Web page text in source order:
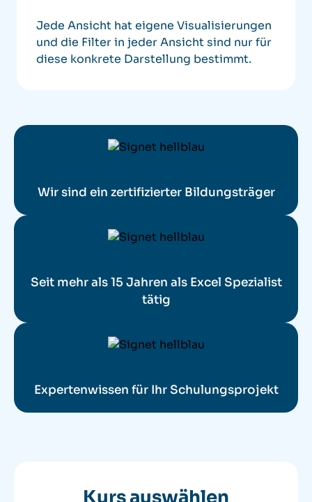
Jede Ansicht hat eigene Visualisierungen
und die Filter in jeder Ansicht sind nur für
diese konkrete Darstellung bestimmt.
Wir sind ein zertifizierter Bildungsträger
Seit mehr als 15 Jahren als Excel Spezialist
tätig
Expertenwissen für Ihr Schulungsprojekt